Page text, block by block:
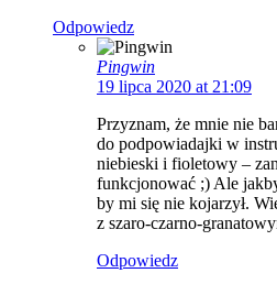
Odpowiedz
Pingwin
19 lipca 2020 at 21:09
Przyznam, że mnie nie
do podpowiadajki w
niebieski i fioletowy –
funkcjonować ;) Ale
by mi się nie kojarzył.
z szaro-czarno-
Odpowiedz